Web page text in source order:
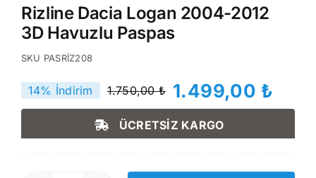
Rizline Dacia Logan 2004-2012
3D Havuzlu Paspas
SKU PASRİZ208
1.750,00₺
Orijinal
fiyat:
1.750,00 ₺.
1.499,00 ₺
Şu
andaki
fiyat:
1.499,00 ₺.
14% İndirim
ÜCRETSİZ KARGO